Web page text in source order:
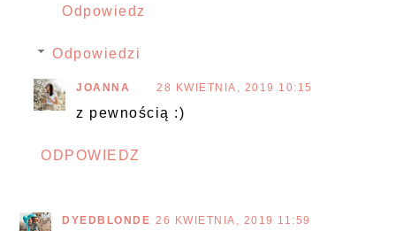
Odpowiedz
Odpowiedzi
JOANNA 28 KWIETNIA, 2019 10:15
z pewnością :)
ODPOWIEDZ
DYEDBLONDE 26 KWIETNIA, 2019 11:59